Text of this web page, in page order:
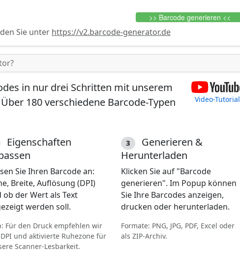
>> Barcode generieren <<
Sie unter https://v2.barcode-generator.de
Video-Tutorial
in nur drei Schritten mit unserem
180 verschiedene Barcode-Typen
Eigenschaften
Sie Ihren Barcode an:
Breite, Auflösung (DPI)
ob der Wert als Text
werden soll.
Für den Druck empfehlen wir
und aktivierte Ruhezone für
Scanner-Lesbarkeit.
3
Generieren &
Herunterladen
Klicken Sie auf "Barcode
generieren". Im Popup können
Sie Ihre Barcodes anzeigen,
drucken oder herunterladen.
Formate: PNG, JPG, PDF, Excel oder
als ZIP-Archiv.